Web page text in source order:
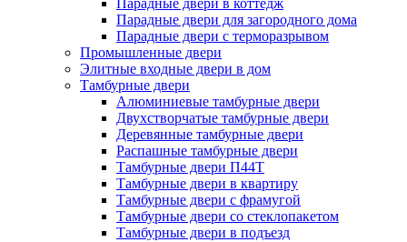
Парадные двери в коттедж
Парадные двери для загородного дома
Парадные двери с терморазрывом
Промышленные двери
Элитные входные двери в дом
Тамбурные двери
Алюминиевые тамбурные двери
Двухстворчатые тамбурные двери
Деревянные тамбурные двери
Распашные тамбурные двери
Тамбурные двери П44Т
Тамбурные двери в квартиру
Тамбурные двери с фрамугой
Тамбурные двери со стеклопакетом
Тамбурные двери в подъезд